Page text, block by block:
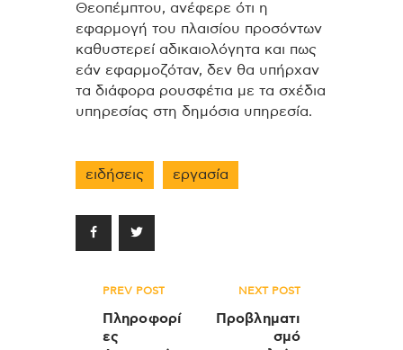
Θεοπέμπτου, ανέφερε ότι η
εφαρμογή του πλαισίου προσόντων
καθυστερεί αδικαιολόγητα και πως
εάν εφαρμοζόταν, δεν θα υπήρχαν
τα διάφορα ρουσφέτια με τα σχέδια
υπηρεσίας στη δημόσια υπηρεσία.
ειδήσεις εργασία
Πλοήγηση
άρθρων
PREV POST
Πληροφορί
ες
NEXT POST
Προβληματι
σμό